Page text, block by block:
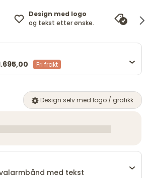
Design med logo
og tekst etter ønske.
vi
Fri frakt
Design selv med logo / grafikk
med tekst